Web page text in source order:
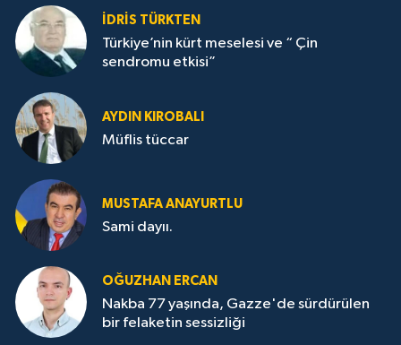
İDRİS TÜRKTEN
Türkiye’nin kürt meselesi ve “ Çin
sendromu etkisi”
AYDIN KIROBALI
Müflis tüccar
MUSTAFA ANAYURTLU
Sami dayıı.
OĞUZHAN ERCAN
Nakba 77 yaşında, Gazze'de sürdürülen
bir felaketin sessizliği